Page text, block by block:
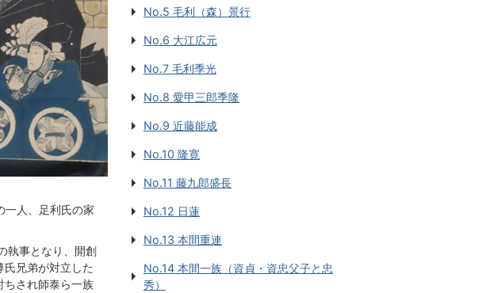
人、足利氏の家
執事となり、開創
兄弟が対立した
ちされ師泰ら一族
No.5 毛利（森）景行
No.6 大江広元
No.7 毛利季光
No.8 愛甲三郎季隆
No.9 近藤能成
No.10 隆寛
No.11 藤九郎盛長
No.12 日蓮
No.13 本間重連
No.14 本間一族（資貞・資忠父子と忠
秀）